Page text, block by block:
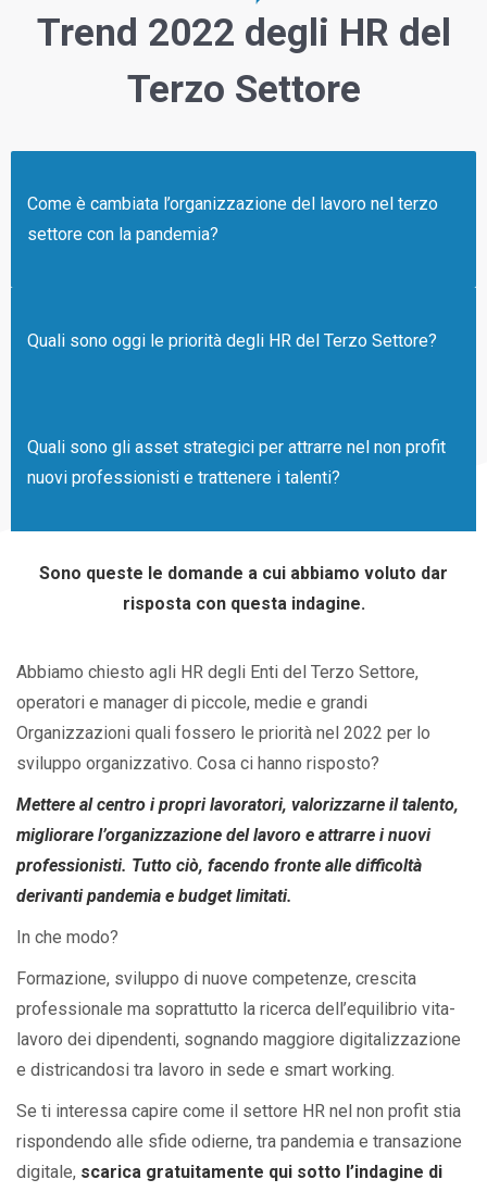
Trend 2022 degli HR del
Terzo Settore
Come è cambiata l’organizzazione del lavoro nel terzo
settore con la pandemia?
Quali sono oggi le priorità degli HR del Terzo Settore?
Quali sono gli asset strategici per attrarre nel non profit
nuovi professionisti e trattenere i talenti?
Sono queste le domande a cui abbiamo voluto dar
risposta con questa indagine.
Abbiamo chiesto agli HR degli Enti del Terzo Settore,
operatori e manager di piccole, medie e grandi
Organizzazioni quali fossero le priorità nel 2022 per lo
sviluppo organizzativo. Cosa ci hanno risposto?
Mettere al centro i propri lavoratori, valorizzarne il talento,
migliorare l’organizzazione del lavoro e attrarre i nuovi
professionisti. Tutto ciò, facendo fronte alle difficoltà
derivanti pandemia e budget limitati.
In che modo?
Formazione, sviluppo di nuove competenze, crescita
professionale ma soprattutto la ricerca dell’equilibrio vita-
lavoro dei dipendenti, sognando maggiore digitalizzazione
e districandosi tra lavoro in sede e smart working.
Se ti interessa capire come il settore HR nel non profit stia
rispondendo alle sfide odierne, tra pandemia e transazione
digitale, scarica gratuitamente qui sotto l’indagine di